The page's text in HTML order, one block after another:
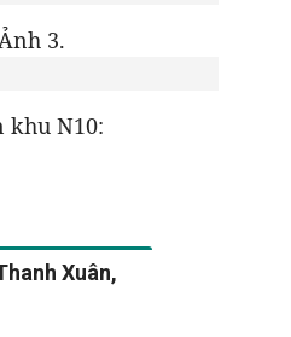
khu N10:
Xuân,